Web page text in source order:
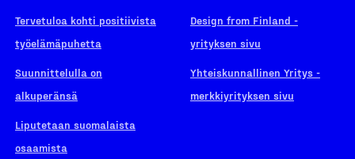
Tervetuloa kohti positiivista
työelämäpuhetta
Suunnittelulla on
alkuperänsä
Liputetaan suomalaista
osaamista
Design from Finland -
yrityksen sivu
Yhteiskunnallinen Yritys -
merkkiyrityksen sivu